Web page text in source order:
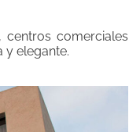
centros comerciales
y elegante.